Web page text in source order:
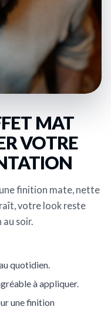
MAT
VOTRE
finition mate, nette
votre look reste
soir.
quotidien.
à appliquer.
une finition